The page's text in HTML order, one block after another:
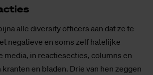
alle diversity officers aan dat ze te
negatieve en soms zelf hatelijke
media, in reactiesecties, columns en
en bladen. Drie van hen zeggen